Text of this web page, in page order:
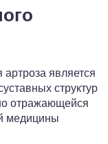
является
структур
отражающейся
медицины